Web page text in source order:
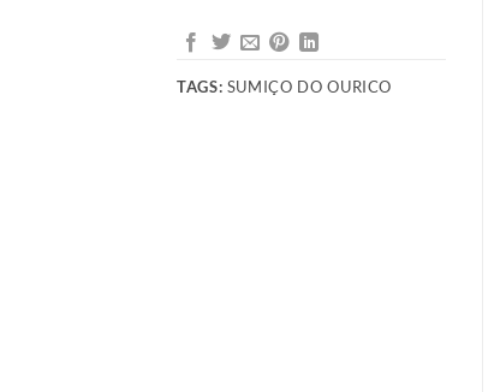
TAGS: SUMIÇO DO OURICO